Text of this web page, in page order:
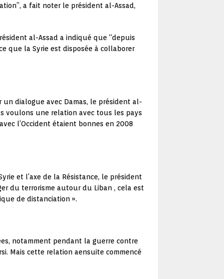
a fait noter le président al-Assad,
al-Assad a indiqué que “depuis
que la Syrie est disposée à collaborer
un dialogue avec Damas, le président al-
voulons une relation avec tous les pays
l’Occident étaient bonnes en 2008
et l’axe de la Résistance, le président
du terrorisme autour du Liban , cela est
de distanciation ».
notamment pendant la guerre contre
Mais cette relation aensuite commencé